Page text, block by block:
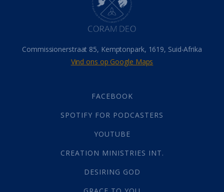
Israel (14)
Millennium(1)
Oordeelsdag(19)
Verheerlikte liggaam
Wederkoms
(27)
Gebed(87)
Die Onse Vader(12)
God(392)
Afgode(23)
Almag(1)
Alomteenwoordig
Commissionerstraat 85, Kemptonpark, 1619, Suid-Afrika
Vind ons op Google Maps
FACEBOOK
SPOTIFY FOR PODCASTERS
YOUTUBE
CREATION MINISTRIES INT.
DESIRING GOD